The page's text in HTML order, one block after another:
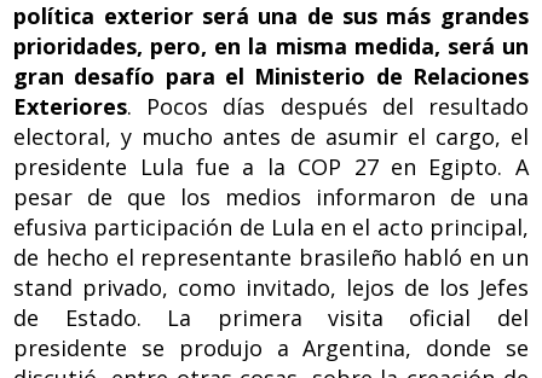
k p
política exterior será una de sus más grandes
prioridades, pero, en la misma medida, será un
gran desafío para el Ministerio de Relaciones
Exteriores. Pocos días después del resultado
electoral, y mucho antes de asumir el cargo, el
presidente Lula fue a la COP 27 en Egipto. A
pesar de que los medios informaron de una
efusiva participación de Lula en el acto principal,
de hecho el representante brasileño habló en un
stand privado, como invitado, lejos de los Jefes
de Estado. La primera visita oficial del
presidente se produjo a Argentina, donde se